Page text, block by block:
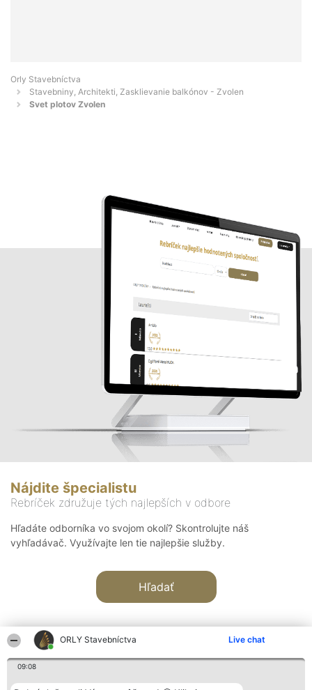
ORLY Stavebníctva Live chat
09:08
Orly Stavebníctva
Stavebniny, Architekti, Zasklievanie balkónov - Zvolen
Svet plotov Zvolen
Nájdite špecialistu
Rebríček združuje tých najlepších v odbore
Hľadáte odborníka vo svojom okolí? Skontrolujte náš
vyhľadávač. Využívajte len tie najlepšie služby.
Hľadať